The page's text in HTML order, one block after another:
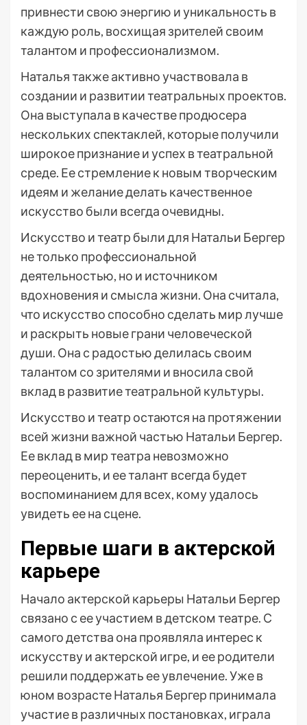
привнести свою энергию и уникальность в
каждую роль, восхищая зрителей своим
талантом и профессионализмом.
Наталья также активно участвовала в
создании и развитии театральных проектов.
Она выступала в качестве продюсера
нескольких спектаклей, которые получили
широкое признание и успех в театральной
среде. Ее стремление к новым творческим
идеям и желание делать качественное
искусство были всегда очевидны.
Искусство и театр были для Натальи Бергер
не только профессиональной
деятельностью, но и источником
вдохновения и смысла жизни. Она считала,
что искусство способно сделать мир лучше
и раскрыть новые грани человеческой
души. Она с радостью делилась своим
талантом со зрителями и вносила свой
вклад в развитие театральной культуры.
Искусство и театр остаются на протяжении
всей жизни важной частью Натальи Бергер.
Ее вклад в мир театра невозможно
переоценить, и ее талант всегда будет
воспоминанием для всех, кому удалось
увидеть ее на сцене.
Первые шаги в актерской
карьере
Начало актерской карьеры Натальи Бергер
связано с ее участием в детском театре. С
самого детства она проявляла интерес к
искусству и актерской игре, и ее родители
решили поддержать ее увлечение. Уже в
юном возрасте Наталья Бергер принимала
участие в различных постановках, играла